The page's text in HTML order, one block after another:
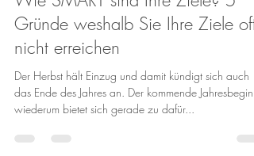
Marc
15. Okt. 2022
Wie SMART sind Ihre Ziele? 5
Gründe weshalb Sie Ihre Ziele oft
nicht erreichen